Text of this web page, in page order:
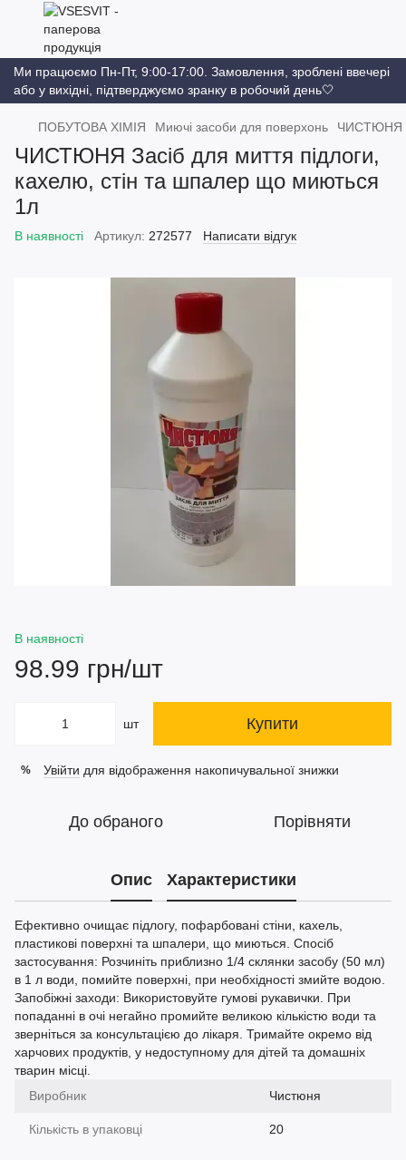
Ми працюємо Пн-Пт, 9:00-17:00. Замовлення, зроблені ввечері
або у вихідні, підтверджуємо зранку в робочий день🤍
ПОБУТОВА ХІМІЯ Миючі засоби для поверхонь ЧИСТЮНЯ
ЧИСТЮНЯ Засіб для миття підлоги,
кахелю, стін та шпалер що миються
1л
В наявності Артикул: 272577 Написати відгук
В наявності
98.99 грн/шт
шт Купити
% Увійти для відображення накопичувальної знижки
До обраного Порівняти
Опис Характеристики
Ефективно очищає підлогу, пофарбовані стіни, кахель,
пластикові поверхні та шпалери, що миються. Спосіб
застосування: Розчиніть приблизно 1/4 склянки засобу (50 мл)
в 1 л води, помийте поверхні, при необхідності змийте водою.
Запобіжні заходи: Використовуйте гумові рукавички. При
попаданні в очі негайно промийте великою кількістю води та
зверніться за консультацією до лікаря. Тримайте окремо від
харчових продуктів, у недоступному для дітей та домашніх
тварин місці.
Виробник
Чистюня
Кількість в упаковці 20